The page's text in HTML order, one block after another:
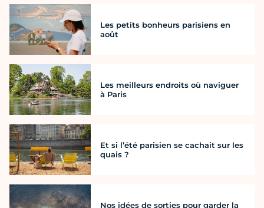
Les petits bonheurs parisiens en
août
Les meilleurs endroits où naviguer
à Paris
Et si l’été parisien se cachait sur les
quais ?
Nos idées de sorties pour garder la